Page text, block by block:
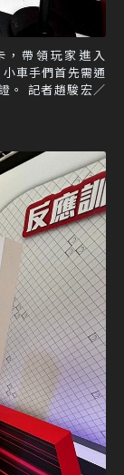
，帶領玩家進入
車手們首先需通
。 記者趙駿宏／